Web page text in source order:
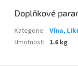
Doplňkové
Kategorie: Vína,
Hmotnost: 1.6 kg